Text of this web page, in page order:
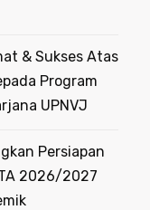
& Sukses Atas
Program
UPNVJ
Persiapan
2026/2027